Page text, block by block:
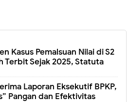
Kasus Pemalsuan Nilai di S2
Terbit Sejak 2025, Statuta
Laporan Eksekutif BPKP,
Pangan dan Efektivitas